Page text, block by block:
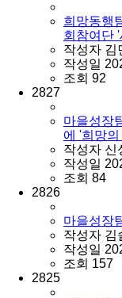
희망동행
회참여단
작성자 김
작성일
조회 92
2827
마을성장
에 '희망
작성자 신
작성일
조회 84
2826
마을성장
작성자 김
작성일
조회 157
2825